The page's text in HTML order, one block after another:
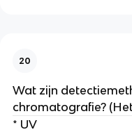
20
Wat zijn
chromatografie?
* UV